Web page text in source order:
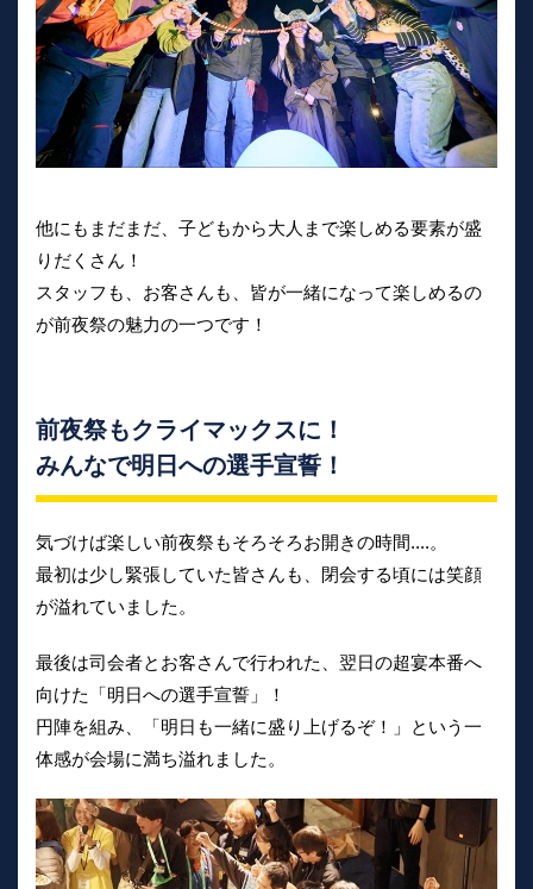
他にもまだまだ、子どもから大人まで楽しめる要素が盛
りだくさん！
スタッフも、お客さんも、皆が一緒になって楽しめるの
が前夜祭の魅力の一つです！
前夜祭もクライマックスに！
みんなで明日への選手宣誓！
気づけば楽しい前夜祭もそろそろお開きの時間....。
最初は少し緊張していた皆さんも、閉会する頃には笑顔
が溢れていました。
最後は司会者とお客さんで行われた、翌日の超宴本番へ
向けた「明日への選手宣誓」！
円陣を組み、「明日も一緒に盛り上げるぞ！」という一
体感が会場に満ち溢れました。